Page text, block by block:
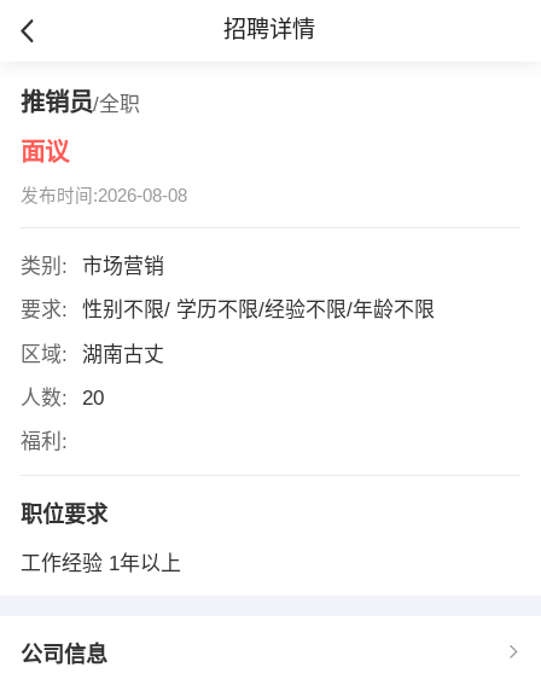
招聘详情
推销员/全职
面议
发布时间:2026-08-08
类别:
市场营销
要求:
性别不限/ 学历不限/经验不限/年龄不限
区域:
湖南古丈
人数:
20
福利:
职位要求
工作经验 1年以上
公司信息